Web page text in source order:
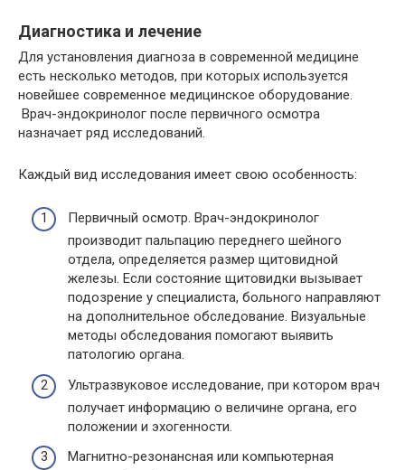
Диагностика и лечение
Для установления диагноза в современной медицине
есть несколько методов, при которых используется
новейшее современное медицинское оборудование.
Врач-эндокринолог после первичного осмотра
назначает ряд исследований.
Каждый вид исследования имеет свою особенность:
Первичный осмотр. Врач-эндокринолог
производит пальпацию переднего шейного
отдела, определяется размер щитовидной
железы. Если состояние щитовидки вызывает
подозрение у специалиста, больного направляют
на дополнительное обследование. Визуальные
методы обследования помогают выявить
патологию органа.
Ультразвуковое исследование, при котором врач
получает информацию о величине органа, его
положении и эхогенности.
Магнитно-резонансная или компьютерная